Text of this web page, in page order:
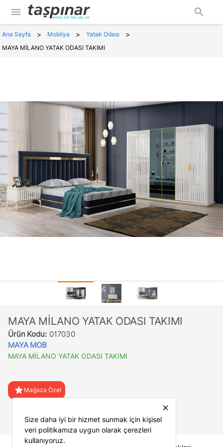
menu search
Ana Sayfa > Mobilya > Yatak Odası >
MAYA MİLANO YATAK ODASI TAKIMI
MAYA MİLANO YATAK ODASI TAKIMI
Ürün Kodu: 017030
MAYA MOB
MAYA MİLANO YATAK ODASI TAKIMI
star Mağaza Özel
close
Size daha iyi bir hizmet sunmak için kişisel
veri politikamıza uygun olarak çerezleri
kullanıyoruz.